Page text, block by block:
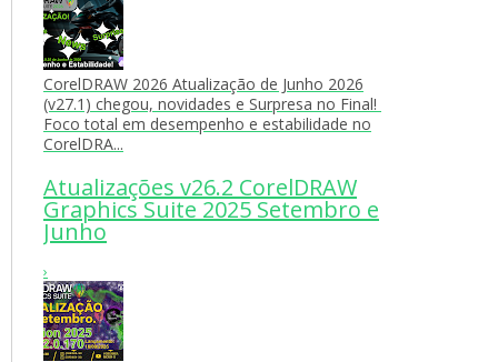
CorelDRAW 2026 Atualização de Junho 2026
(v27.1) chegou, novidades e Surpresa no Final!
Foco total em desempenho e estabilidade no
CorelDRA...
Atualizações v26.2 CorelDRAW
Graphics Suite 2025 Setembro e
Junho
›